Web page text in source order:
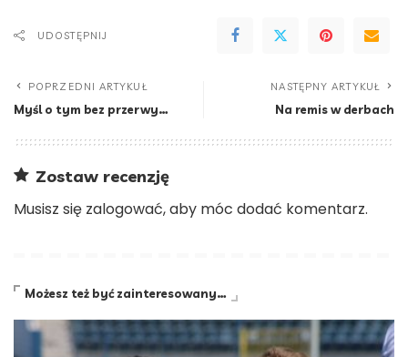
UDOSTĘPNIJ
POPRZEDNI ARTYKUŁ
Myśl o tym bez przerwy…
NASTĘPNY ARTYKUŁ
Na remis w derbach
Zostaw recenzję
Musisz się zalogować, aby móc dodać komentarz.
Możesz też być zainteresowany…